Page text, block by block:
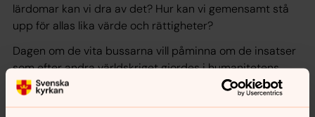
lärdomar kan vi dra av det? Hur kan vi gemensamt stå
upp för allas lika värde och rättigheter?
Dagen om de vita bussarna vill påminna om de insatser
som efter andra världskriget gjordes i humanitetens
tecken men också öppna för samtal och reflektion kring
medmänsklighet, dess grund, utmaningar och